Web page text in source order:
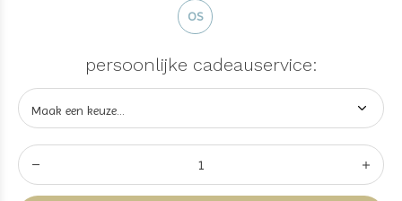
OS
persoonlijke cadeauservice: